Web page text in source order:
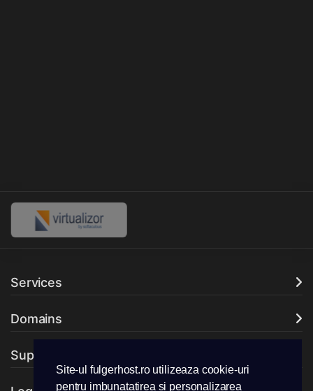
Site-ul fulgerhost.ro utilizeaza cookie-uri
pentru imbunatatirea si personalizarea
Services
Domains
Support